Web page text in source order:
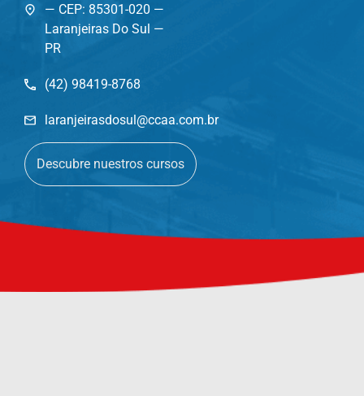
— CEP: 85301-020 —
Laranjeiras Do Sul —
PR
(42) 98419-8768
laranjeirasdosul@ccaa.com.br
Descubre nuestros cursos